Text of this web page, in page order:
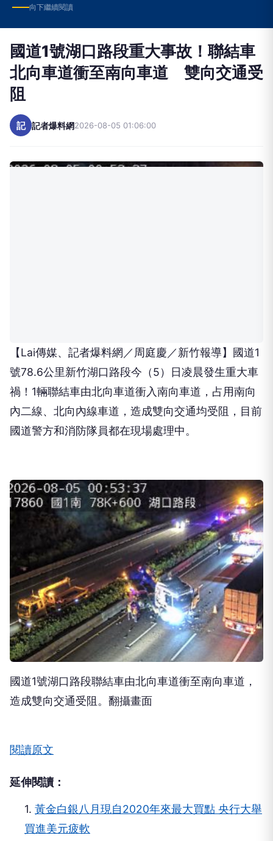
國道1號湖口路段重大事故！聯結車
北向車道衝至南向車道 雙向交通受
阻
號78.6公里新竹湖口路段今（5）日凌晨發生重大車
禍！1輛聯結車由北向車道衝入南向車道，占用南向
內二線、北向內線車道，造成雙向交通均受阻，目前
國道警方和消防隊員都在現場處理中。
國道1號湖口路段聯結車由北向車道衝至南向車道，
造成雙向交通受阻。翻攝畫面
1.黃金白銀八月現自2020年來最大買點 央行大舉
買進美元疲軟
2.Palantir上調年度營收預期 美國商用業務強勁